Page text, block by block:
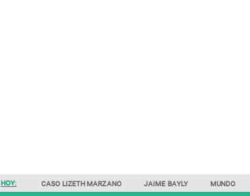
HOY: CASO LIZETH MARZANO JAIME BAYLY MUNDO